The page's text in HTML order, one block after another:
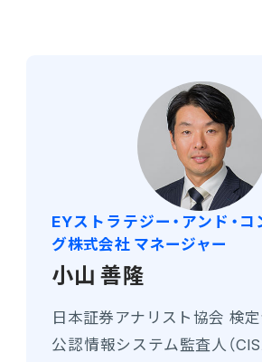
EYストラテジー・アンド・
グ株式会社 マネージャー
小山 善隆
日本証券アナリスト協会 検定
公認情報システム監査人（